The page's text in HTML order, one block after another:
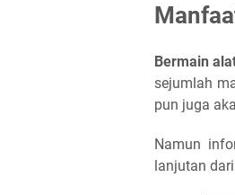
Bermain
sejumlah
pun juga
Namun
lanjutan